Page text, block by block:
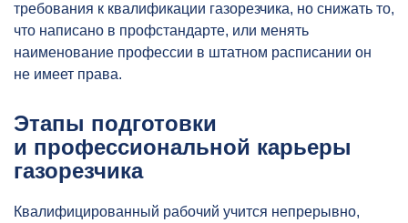
требования к квалификации газорезчика, но снижать то,
что написано в профстандарте, или менять
наименование профессии в штатном расписании он
не имеет права.
Этапы подготовки
и профессиональной карьеры
газорезчика
Квалифицированный рабочий учится непрерывно,